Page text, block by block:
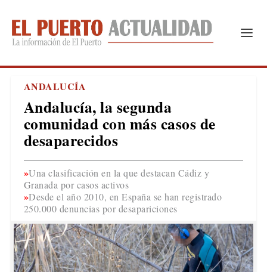
ANDALUCÍA
Andalucía, la segunda
comunidad con más casos de
desaparecidos
Una clasificación en la que destacan Cádiz y
Granada por casos activos
Desde el año 2010, en España se han registrado
250.000 denuncias por desapariciones